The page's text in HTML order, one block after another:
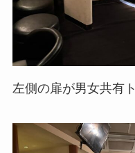
左側の扉が男女共有